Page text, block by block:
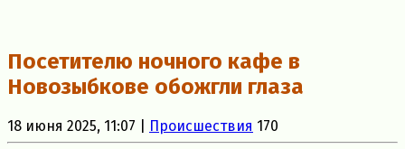
Посетителю ночного кафе в
Новозыбкове обожгли глаза
18 июня 2025, 11:07 | Происшествия 170